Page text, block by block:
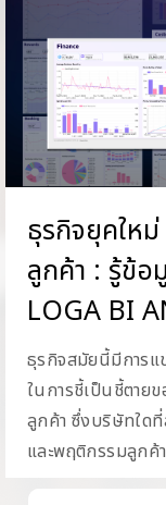
ธุรกิจยุคให
ลูกค้า : รู้ข้อ
LOGA BI
ธุรกิจสมัยนี้มีการ
ในการชี้เป็นชี้ตาย
ลูกค้า ซึ่งบริษัทใดที่
และพฤติกรรมลูกค้